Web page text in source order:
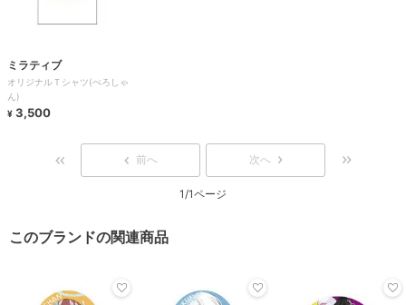
ミラティブ
オリジナルＴシャツ(ぺろしゃ
ん)
¥ 3,500
前へ 次へ
1/1ページ
このブランドの関連商品